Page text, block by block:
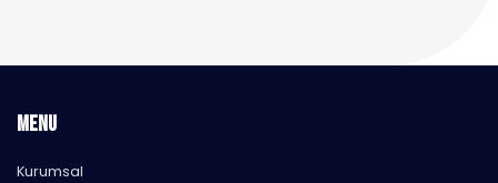
MENU
Kurumsal